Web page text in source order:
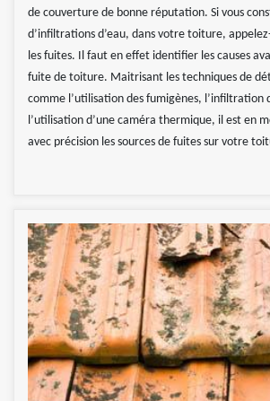
de couverture de bonne réputation. Si vous
d’infiltrations d’eau, dans votre toiture,
les fuites. Il faut en effet identifier les causes
fuite de toiture. Maitrisant les techniques de
comme l’utilisation des fumigènes, l’infiltration
l’utilisation d’une caméra thermique, il est en
avec précision les sources de fuites sur votre